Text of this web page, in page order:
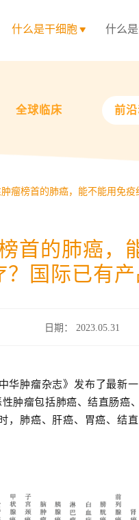
什么是干细胞 什么
全球临床 前
瘤榜首的肺癌，能不能用免
首的肺癌，
？国际已有
日期： 2023.05.31
华肿瘤杂志》发布了最新
肿瘤包括肺癌、结直肠癌
，肺癌、肝癌、胃癌、结